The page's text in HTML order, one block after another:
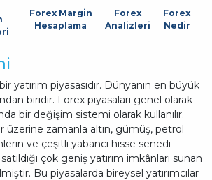
Forex Margin
Hesaplama
Forex
Analizleri
Forex
Nedir
yatırım piyasasıdır. Dünyanın en büyük
biridir. Forex piyasaları genel olarak
bir değişim sistemi olarak kullanılır.
üzerine zamanla altın, gümüş, petrol
ve çeşitli yabancı hisse senedi
çok geniş yatırım imkânları sunan
Bu piyasalarda bireysel yatırımcılar